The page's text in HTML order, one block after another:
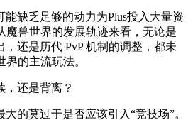
能缺乏足够的动力为Plus投入大量资
魔兽世界的发展轨迹来看，无论是
还是历代 PvP 机制的调整，都未
界的主流玩法。
，还是背离？
的莫过于是否应该引入“竞技场”。